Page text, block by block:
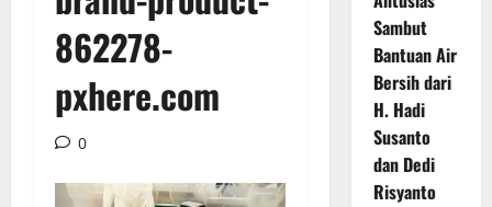
862278-
pxhere.com
0
Sambut
Bantuan Air
Bersih dari
H. Hadi
Susanto
dan Dedi
Risyanto